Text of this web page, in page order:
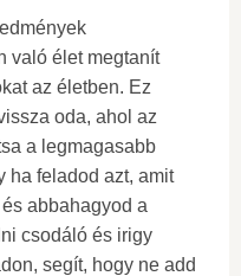
való élet megtanít
az életben. Ez
oda, ahol az
a legmagasabb
ha feladod azt, amit
abbahagyod a
csodáló és irigy
segít, hogy ne add